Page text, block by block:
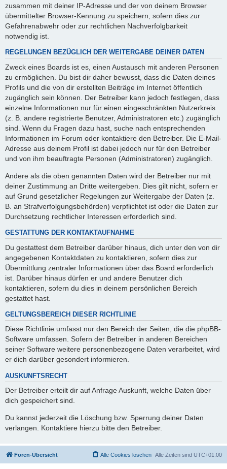
zusammen mit deiner IP-Adresse und der von deinem Browser
übermittelter Browser-Kennung zu speichern, sofern dies zur
Gefahrenabwehr oder zur rechtlichen Nachverfolgbarkeit
notwendig ist.
REGELUNGEN BEZÜGLICH DER WEITERGABE DEINER DATEN
Zweck eines Boards ist es, einen Austausch mit anderen Personen
zu ermöglichen. Du bist dir daher bewusst, dass die Daten deines
Profils und die von dir erstellten Beiträge im Internet öffentlich
zugänglich sein können. Der Betreiber kann jedoch festlegen, dass
einzelne Informationen nur für einen eingeschränkten Nutzerkreis
(z. B. andere registrierte Benutzer, Administratoren etc.) zugänglich
sind. Wenn du Fragen dazu hast, suche nach entsprechenden
Informationen im Forum oder kontaktiere den Betreiber. Die E-Mail-
Adresse aus deinem Profil ist dabei jedoch nur für den Betreiber
und von ihm beauftragte Personen (Administratoren) zugänglich.
Andere als die oben genannten Daten wird der Betreiber nur mit
deiner Zustimmung an Dritte weitergeben. Dies gilt nicht, sofern er
auf Grund gesetzlicher Regelungen zur Weitergabe der Daten (z.
B. an Strafverfolgungsbehörden) verpflichtet ist oder die Daten zur
Durchsetzung rechtlicher Interessen erforderlich sind.
GESTATTUNG DER KONTAKTAUFNAHME
Du gestattest dem Betreiber darüber hinaus, dich unter den von dir
angegebenen Kontaktdaten zu kontaktieren, sofern dies zur
Übermittlung zentraler Informationen über das Board erforderlich
ist. Darüber hinaus dürfen er und andere Benutzer dich
kontaktieren, sofern du dies in deinem persönlichen Bereich
gestattet hast.
GELTUNGSBEREICH DIESER RICHTLINIE
Diese Richtlinie umfasst nur den Bereich der Seiten, die die phpBB-
Software umfassen. Sofern der Betreiber in anderen Bereichen
seiner Software weitere personenbezogene Daten verarbeitet, wird
er dich darüber gesondert informieren.
AUSKUNFTSRECHT
Der Betreiber erteilt dir auf Anfrage Auskunft, welche Daten über
dich gespeichert sind.
Du kannst jederzeit die Löschung bzw. Sperrung deiner Daten
verlangen. Kontaktiere hierzu bitte den Betreiber.
Foren-Übersicht Alle Zeiten sind UTC+01:00
Alle Cookies löschen